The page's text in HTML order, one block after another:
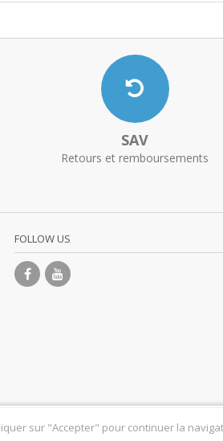
SAV
Retours et remboursements
FOLLOW US
sur "Accepter" pour continuer la